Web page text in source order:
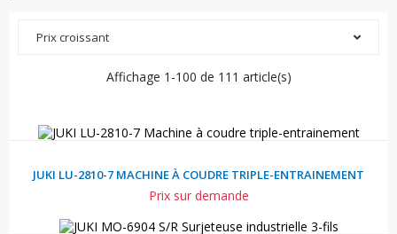
Prix croissant
Affichage 1-100 de 111 article(s)
JUKI LU-2810-7 MACHINE À COUDRE TRIPLE-ENTRAINEMENT
Prix sur demande